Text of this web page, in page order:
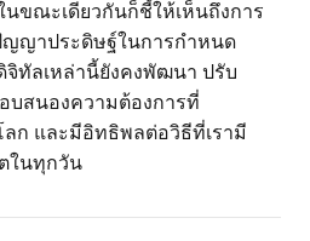
นขณะเดียวกันก็ชี้ให้เห็นถึงการ
ญญาประดิษฐ์ในการกำหนด
ทัลเหล่านี้ยังคงพัฒนา ปรับ
บสนองความต้องการที่
ก และมีอิทธิพลต่อวิธีที่เรามี
ในทุกวัน